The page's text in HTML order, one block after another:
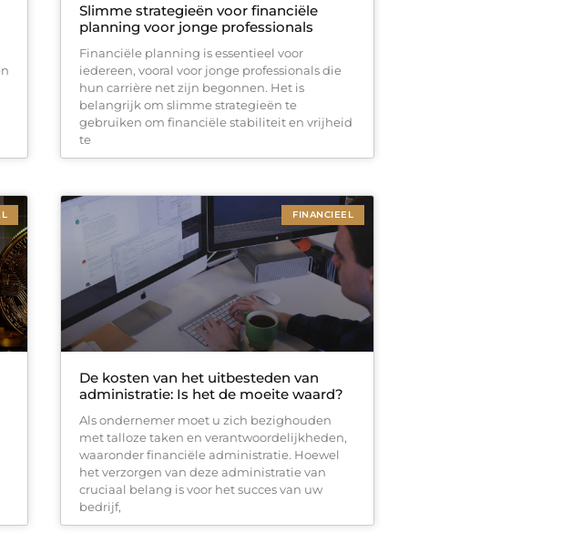
Slimme strategieën voor financiële
planning voor jonge professionals
Financiële planning is essentieel voor
iedereen, vooral voor jonge professionals die
hun carrière net zijn begonnen. Het is
belangrijk om slimme strategieën te
gebruiken om financiële stabiliteit en vrijheid
te
FINANCIEEL
De kosten van het uitbesteden van
administratie: Is het de moeite waard?
Als ondernemer moet u zich bezighouden
met talloze taken en verantwoordelijkheden,
waaronder financiële administratie. Hoewel
het verzorgen van deze administratie van
cruciaal belang is voor het succes van uw
bedrijf,